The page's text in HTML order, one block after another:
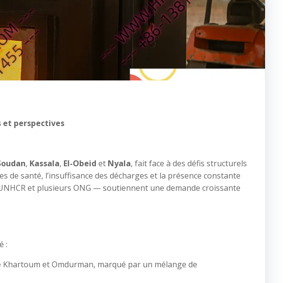
et perspectives
, Kassala, El-Obeid et Nyala, fait face à des défis structurels
de santé, l’insuffisance des décharges et la présence constante
et plusieurs ONG — soutiennent une demande croissante
:
et Omdurman, marqué par un mélange de